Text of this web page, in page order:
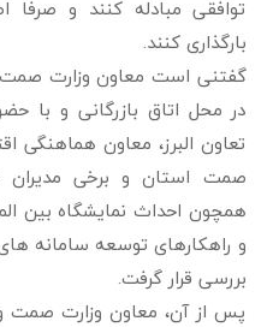
توافقی مبادله کنند و صرفا
بارگذاری کنند.
گفتنی است معاون وزارت
در محل اتاق بازرگانی و با
تعاون البرز، معاون هماهنگی
صمت استان و برخی مدیران
همچون احداث نمایشگاه بین
و راهکارهای توسعه سامانه
بررسی قرار گرفت.
پس از آن، معاون وزارت صمت